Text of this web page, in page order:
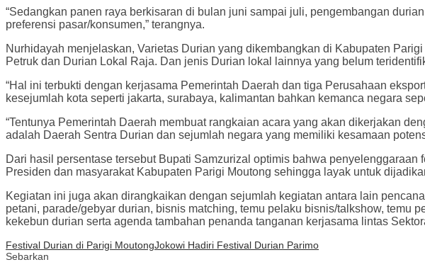
“Sedangkan panen raya berkisaran di bulan juni sampai juli, pengembangan
preferensi pasar/konsumen,” terangnya.
Nurhidayah menjelaskan, Varietas Durian yang dikembangkan di Kabupaten
Petruk dan Durian Lokal Raja. Dan jenis Durian lokal lainnya yang belum
“Hal ini terbukti dengan kerjasama Pemerintah Daerah dan tiga Perusahaan
kesejumlah kota seperti jakarta, surabaya, kalimantan bahkan kemanca negara
“Tentunya Pemerintah Daerah membuat rangkaian acara yang akan dikerjakan
adalah Daerah Sentra Durian dan sejumlah negara yang memiliki kesamaan
Dari hasil persentase tersebut Bupati Samzurizal optimis bahwa
Presiden dan masyarakat Kabupaten Parigi Moutong sehingga layak untuk
Kegiatan ini juga akan dirangkaikan dengan sejumlah kegiatan antara lain
petani, parade/gebyar durian, bisnis matching, temu pelaku bisnis/talkshow, temu
kekebun durian serta agenda tambahan penanda tanganan kerjasama lintas
Festival Durian di Parigi MoutongJokowi Hadiri Festival Durian Parimo
Sebarkan